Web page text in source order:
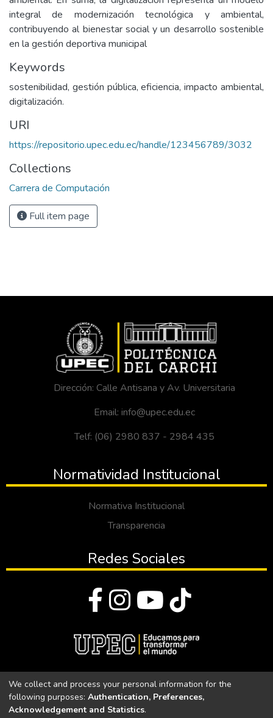
integral de modernización tecnológica y ambiental,
contribuyendo al bienestar social y un desarrollo sostenible
en la gestión deportiva municipal
Keywords
sostenibilidad, gestión pública, eficiencia, impacto ambiental,
digitalización.
URI
https://repositorio.upec.edu.ec/handle/123456789/3032
Collections
Carrera de Computación
Full item page
Dirección: Calle Antisana y Av. Universitaria
Email: info@upec.edu.ec
Telf: (06) 2980 837 - 2984 435
Normatividad Institucional
Normativa Institucional
Transparencia
Redes Sociales
Universidad Politécnica Estatal del Carchi
We collect and process your personal information for the
following purposes: Authentication, Preferences,
Acknowledgement and Statistics.